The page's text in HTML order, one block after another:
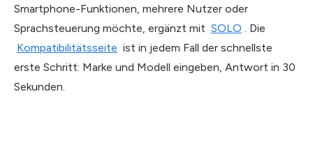
Smartphone-Funktionen, mehrere Nutzer oder
Sprachsteuerung möchte, ergänzt mit SOLO . Die
Kompatibilitätsseite ist in jedem Fall der schnellste
erste Schritt: Marke und Modell eingeben, Antwort in 30
Sekunden.